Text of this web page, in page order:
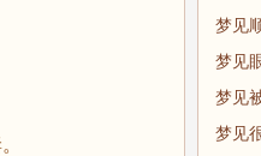
梦见
梦见
梦见
梦见